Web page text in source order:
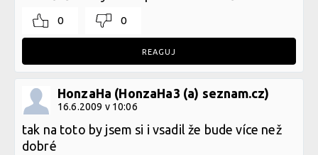
0 0
REAGUJ
HonzaHa (HonzaHa3 (a) seznam.cz)
16.6.2009 v 10:06
tak na toto by jsem si i vsadil že bude více než
dobré